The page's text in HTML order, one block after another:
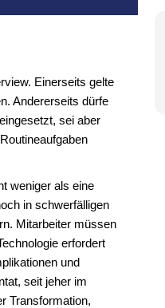
Einerseits gelte
Andererseits dürfe
sei aber
weniger als eine
in schwerfälligen
Mitarbeiter müssen
erfordert
und
seit jeher im
Transformation,